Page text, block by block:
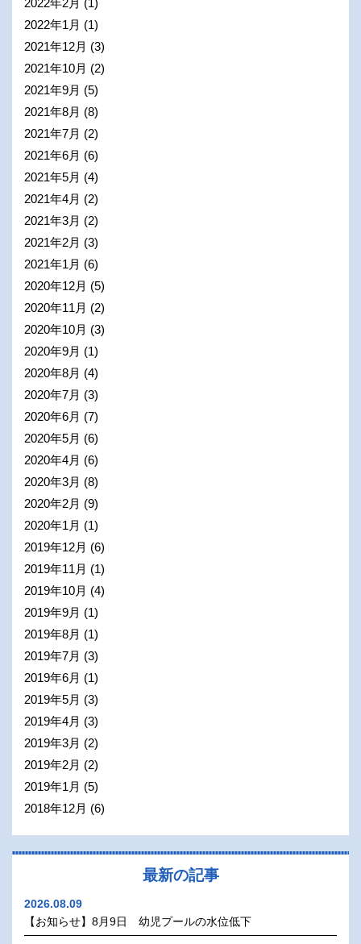
2022年1月 (1)
2021年12月 (3)
2021年10月 (2)
2021年9月 (5)
2021年8月 (8)
2021年7月 (2)
2021年6月 (6)
2021年5月 (4)
2021年4月 (2)
2021年3月 (2)
2021年2月 (3)
2021年1月 (6)
2020年12月 (5)
2020年11月 (2)
2020年10月 (3)
2020年9月 (1)
2020年8月 (4)
2020年7月 (3)
2020年6月 (7)
2020年5月 (6)
2020年4月 (6)
2020年3月 (8)
2020年2月 (9)
2020年1月 (1)
2019年12月 (6)
2019年11月 (1)
2019年10月 (4)
2019年9月 (1)
2019年8月 (1)
2019年7月 (3)
2019年6月 (1)
2019年5月 (3)
2019年4月 (3)
2019年3月 (2)
2019年2月 (2)
2019年1月 (5)
2018年12月 (6)
最新の記事
2026.08.09
【お知らせ】8月9日 幼児プールの水位低下